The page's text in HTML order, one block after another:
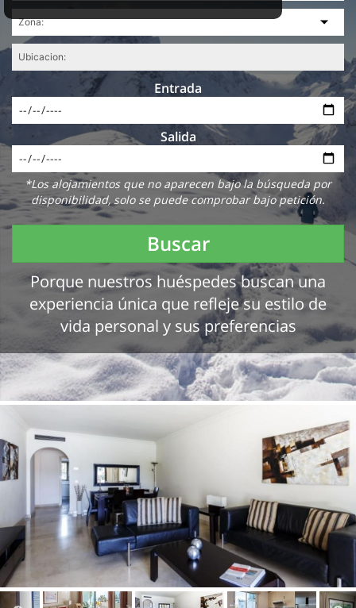
Entrada
Salida
*Los alojamientos que no aparecen bajo la búsqueda por
disponibilidad, solo se puede comprobar bajo petición.
Buscar
Porque nuestros huéspedes buscan una
experiencia única que refleje su estilo de
vida personal y sus preferencias